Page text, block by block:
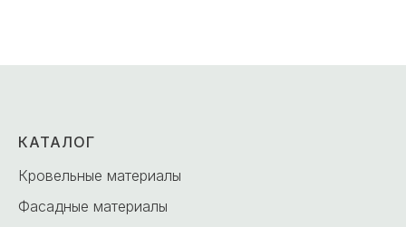
КАТАЛОГ
Кровельные материалы
Фасадные материалы